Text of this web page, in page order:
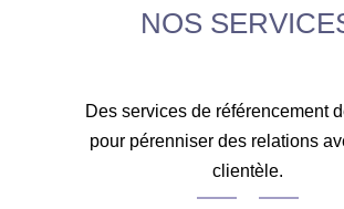
NOS
Des services de référencement
pour pérenniser des relations
clientèle.